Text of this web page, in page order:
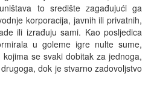
to središte zagađujući ga
korporacija, javnih ili privatnih,
ili izrađuju sami. Kao posljedica
u goleme igre nulte sume,
se svaki dobitak za jednoga,
dok je stvarno zadovoljstvo